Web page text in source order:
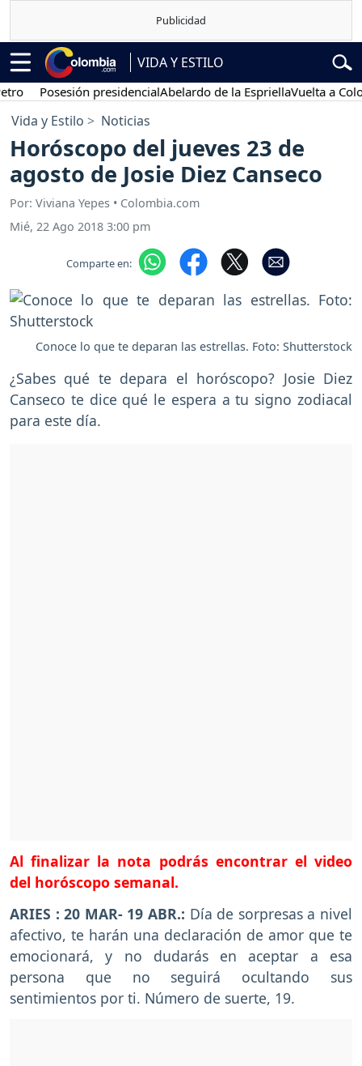
VIDA Y ESTILO
Posesión presidencialAbelardo de la EspriellaVuelta a
Vida y Estilo Noticias
Horóscopo del jueves 23 de
agosto de Josie Diez Canseco
Por: Viviana Yepes • Colombia.com
Mié, 22 Ago 2018 3:00 pm
Comparte en:
Conoce lo que te deparan las estrellas. Foto: Shutterstock
¿Sabes qué te depara el horóscopo? Josie Diez
Canseco te dice qué le espera a tu signo zodiacal
para este día.
Al finalizar la nota podrás encontrar el video
del horóscopo semanal.
ARIES : 20 MAR- 19 ABR.: Día de sorpresas a nivel
afectivo, te harán una declaración de amor que te
emocionará, y no dudarás en aceptar a esa
persona que no seguirá ocultando sus
sentimientos por ti. Número de suerte, 19.